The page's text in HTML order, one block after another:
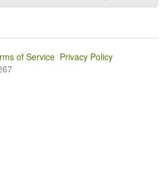
of Service Privacy Policy